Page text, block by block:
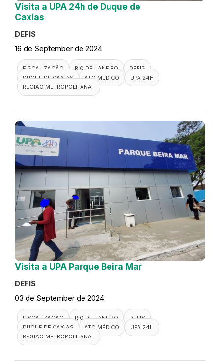
Visita a UPA 24h de Duque de
Caxias
DEFIS
16 de September de 2024
FISCALIZAÇÃO RIO DE JANEIRO
DEFIS
DUQUE DE CAXIAS
ATO MÉDICO
UPA 24H
REGIÃO METROPOLITANA I
Visita a UPA Parque Beira Mar
DEFIS
03 de September de 2024
FISCALIZAÇÃO RIO DE JANEIRO
DEFIS
DUQUE DE CAXIAS
ATO MÉDICO
UPA 24H
REGIÃO METROPOLITANA I